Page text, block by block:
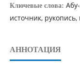
Ключевые слова:
источник,
АННОТАЦИЯ